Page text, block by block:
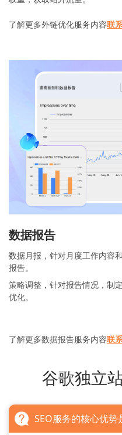
了解更多外链优化服务内容联
数据报告
数据月报，针对月度工作内容
报告。
策略调整，针对报告情况，制
优化。
了解更多数据报告服务内容联
谷歌独立
SEO服务的核心优势